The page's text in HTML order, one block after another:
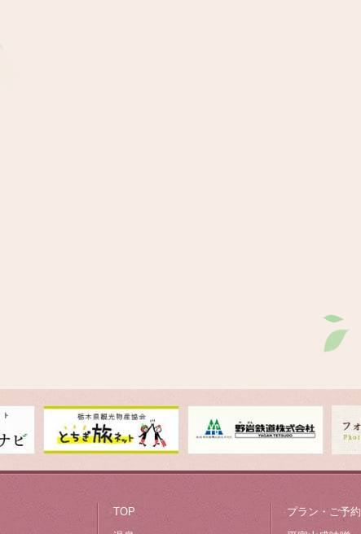
TOP プラン・ご予約
オールインクルーシブ
観光案内
フォトギャラリー